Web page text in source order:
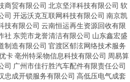
商贸有限公司 北京坚洋科技有限公司 软
司 开远沃克互联网科技有限公司 南京凯
技有限公司 云南恒运再生资源回收有限
社 东莞市龙誉清洁有限公司 山东鑫宏盛
制造有限公司 官渡区郁泫网络技术服务
卡亳州特采物信息科技有限公司 周易算
司 广州市佳行胜汽车配件有限责任公司
忠成开锁服务有限公司 高低压电气成套